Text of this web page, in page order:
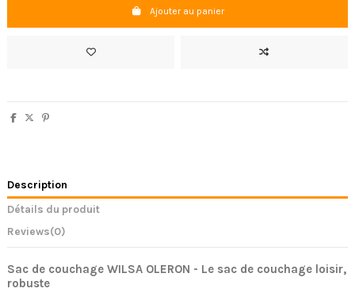
Ajouter au panier
Description
Détails du produit
Reviews(0)
Sac de couchage WILSA OLERON - Le sac de couchage loisir,
robuste